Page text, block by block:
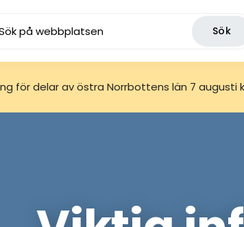
Sök
för delar av östra Norrbottens län 7 augusti